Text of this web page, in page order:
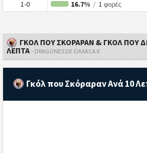
1-0 16.7% / 1φορές
ΓΚΟΛ ΠΟΥ ΣΚΟΡΑΡΑΝ & ΓΚΟΛ ΠΟΥ
ΛΕΠΤΑ - DRAGONES DE OAXACA II
Γκόλ που Σκόραραν Ανά 10